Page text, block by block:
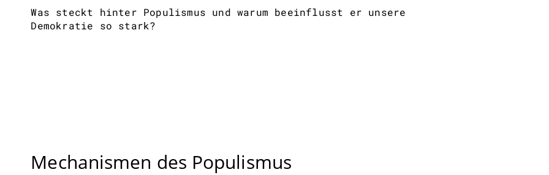
Was steckt hinter Populismus und warum beeinflusst er unsere
Demokratie so stark?
Mechanismen des Populismus